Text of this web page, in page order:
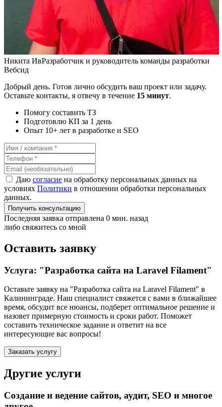
Никита ИвРазработчик и руководитель команды разработки
Вебсид
Добрый день. Готов лично обсудить ваш проект или задачу.
Оставьте контакты, я отвечу в течение 15 минут.
Помогу составить ТЗ
Подготовлю КП за 1 день
Опыт 10+ лет в разработке и SEO
Даю согласие на обработку персональных данных на
условиях Политики в отношении обработки персональных
данных.
Получить консультацию
Последняя заявка отправлена 0 мин. назад
либо свяжитесь со мной
Оставить заявку
Услуга: "Разработка сайта на Laravel Filament"
Оставьте заявку на "Разработка сайта на Laravel Filament" в
Калининграде. Наш специалист свяжется с вами в ближайшее
время, обсудит все нюансы, подберет оптимальное решение и
назовет примерную стоимость и сроки работ. Поможет
составить техническое задание и ответит на все
интересующие вас вопросы!
Заказать услугу
Другие услуги
Создание и ведение сайтов, аудит, SEO и многое